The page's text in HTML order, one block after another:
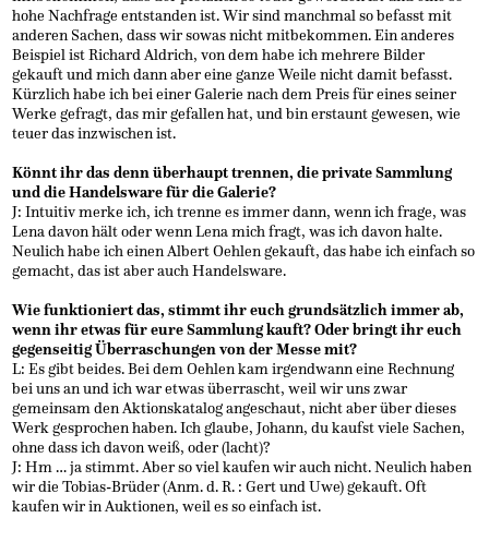
hohe Nachfrage entstanden ist. Wir sind manchmal so befasst mit
anderen Sachen, dass wir sowas nicht mitbekommen. Ein anderes
Beispiel ist Richard Aldrich, von dem habe ich mehrere Bilder
gekauft und mich dann aber eine ganze Weile nicht damit befasst.
Kürzlich habe ich bei einer Galerie nach dem Preis für eines seiner
Werke gefragt, das mir gefallen hat, und bin erstaunt gewesen, wie
teuer das inzwischen ist.
Könnt ihr das denn überhaupt trennen, die private Sammlung
und die Handelsware für die Galerie?
J: Intuitiv merke ich, ich trenne es immer dann, wenn ich frage, was
Lena davon hält oder wenn Lena mich fragt, was ich davon halte.
Neulich habe ich einen Albert Oehlen gekauft, das habe ich einfach so
gemacht, das ist aber auch Handelsware.
Wie funktioniert das, stimmt ihr euch grundsätzlich immer ab,
wenn ihr etwas für eure Sammlung kauft? Oder bringt ihr euch
gegenseitig Überraschungen von der Messe mit?
L: Es gibt beides. Bei dem Oehlen kam irgendwann eine Rechnung
bei uns an und ich war etwas überrascht, weil wir uns zwar
gemeinsam den Aktionskatalog angeschaut, nicht aber über dieses
Werk gesprochen haben. Ich glaube, Johann, du kaufst viele Sachen,
ohne dass ich davon weiß, oder (lacht)?
J: Hm … ja stimmt. Aber so viel kaufen wir auch nicht. Neulich haben
wir die Tobias-Brüder (Anm. d. R. : Gert und Uwe) gekauft. Oft
kaufen wir in Auktionen, weil es so einfach ist.